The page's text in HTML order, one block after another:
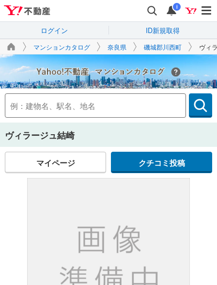
i
ログイン ID新規取得
マンションカタログ 奈良県 磯城郡川西町 ヴィ
Yahoo!不動産
ヴィラージュ結崎
マイページ クチコミ投稿